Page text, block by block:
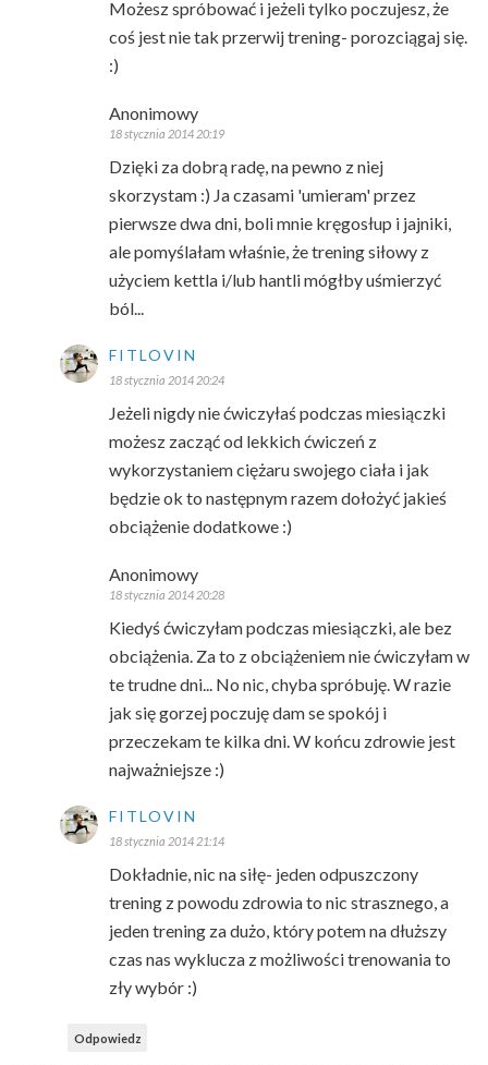
Możesz spróbować i jeżeli tylko poczujesz, że
coś jest nie tak przerwij trening- porozciągaj się.
:)
Anonimowy
18 stycznia 2014 20:19
Dzięki za dobrą radę, na pewno z niej
skorzystam :) Ja czasami 'umieram' przez
pierwsze dwa dni, boli mnie kręgosłup i jajniki,
ale pomyślałam właśnie, że trening siłowy z
użyciem kettla i/lub hantli mógłby uśmierzyć
ból...
FITLOVIN
18 stycznia 2014 20:24
Jeżeli nigdy nie ćwiczyłaś podczas miesiączki
możesz zacząć od lekkich ćwiczeń z
wykorzystaniem ciężaru swojego ciała i jak
będzie ok to następnym razem dołożyć jakieś
obciążenie dodatkowe :)
Anonimowy
18 stycznia 2014 20:28
Kiedyś ćwiczyłam podczas miesiączki, ale bez
obciążenia. Za to z obciążeniem nie ćwiczyłam w
te trudne dni... No nic, chyba spróbuję. W razie
jak się gorzej poczuję dam se spokój i
przeczekam te kilka dni. W końcu zdrowie jest
najważniejsze :)
FITLOVIN
18 stycznia 2014 21:14
Dokładnie, nic na siłę- jeden odpuszczony
trening z powodu zdrowia to nic strasznego, a
jeden trening za dużo, który potem na dłuższy
czas nas wyklucza z możliwości trenowania to
zły wybór :)
Odpowiedz